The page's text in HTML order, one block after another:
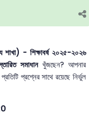
শাখা) - শিক্ষাবর্ষ ২০২৫-২০২৬
সমাধানখুঁজছেন? আপনার
প্রশ্নের সাথে রয়েছে নির্ভুল